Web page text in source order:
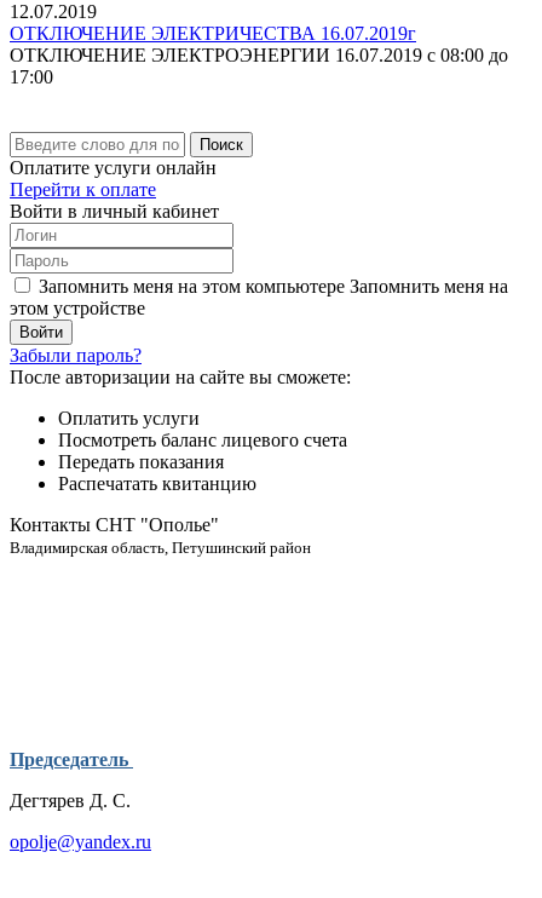
12.07.2019
ОТКЛЮЧЕНИЕ ЭЛЕКТРИЧЕСТВА 16.07.2019г
ОТКЛЮЧЕНИЕ ЭЛЕКТРОЭНЕРГИИ 16.07.2019 с 08:00 до
17:00
Поиск
Оплатите услуги онлайн
Перейти к оплате
Войти в личный кабинет
Запомнить меня на этом компьютере Запомнить меня на
этом устройстве
Забыли пароль?
После авторизации на сайте вы сможете:
Оплатить услуги
Посмотреть баланс лицевого счета
Передать показания
Распечатать квитанцию
Контакты СНТ "Ополье"
Владимирская область, Петушинский район
Председатель
Дегтярев Д. С.
opolje@yandex.ru